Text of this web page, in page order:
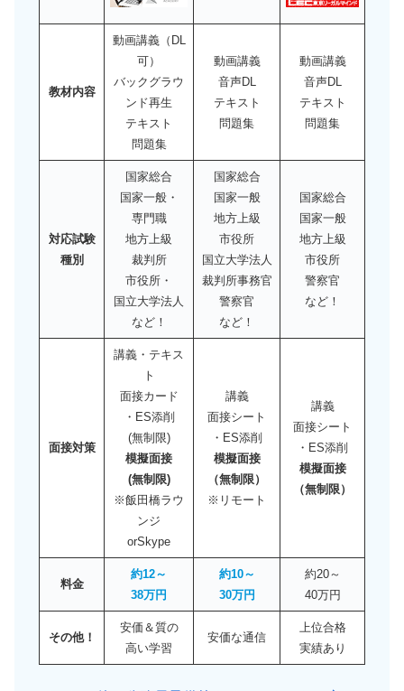
教材内容
動画講義（DL
可）
バックグラウ
ンド再生
テキスト
問題集
動画講義
音声DL
テキスト
問題集
動画講義
音声DL
テキスト
問題集
対応試験
種別
国家総合
国家一般・
専門職
地方上級
裁判所
市役所・
国立大学法人
など！
国家総合
国家一般
地方上級
市役所
国立大学法人
裁判所事務官
警察官
など！
国家総合
国家一般
地方上級
市役所
警察官
など！
面接対策
講義・テキス
ト
面接カード
・ES添削
(無制限)
模擬面接
(無制限)
※飯田橋ラウ
ンジ
orSkype
講義
面接シート
・ES添削
模擬面接
（無制限）
※リモート
講義
面接シート
・ES添削
模擬面接
（無制限）
料金
約12～
38万円
約10～
30万円
約20～
40万円
その他！
安価＆質の
高い学習
安価な通信
上位合格
実績あり